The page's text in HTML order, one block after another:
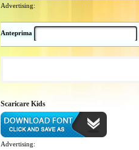
Advertising:
Anteprima
Scaricare Kids
Advertising: